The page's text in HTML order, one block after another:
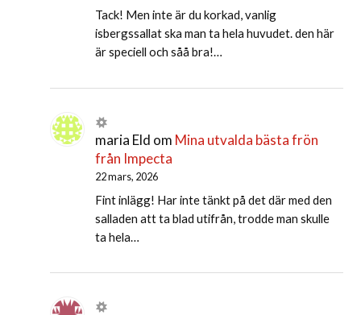
Tack! Men inte är du korkad, vanlig
isbergssallat ska man ta hela huvudet. den här
är speciell och såå bra!…
maria Eld om Mina utvalda bästa frön
från Impecta
22 mars, 2026
Fint inlägg! Har inte tänkt på det där med den
salladen att ta blad utifrån, trodde man skulle
ta hela…